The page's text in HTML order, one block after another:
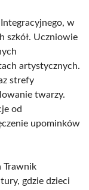
w
szkół. Uczniowie
artystycznych.
strefy
twarzy.
od
upominków
Trawnik
gdzie dzieci